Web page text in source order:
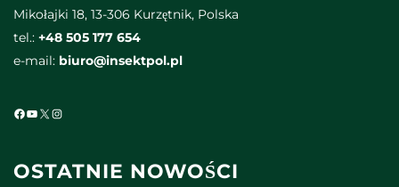
Mikołajki 18, 13-306 Kurzętnik, Polska
tel.: +48 505 177 654
e-mail: biuro@insektpol.pl
Facebook
YouTube
X Instagram
OSTATNIE NOWOŚCI